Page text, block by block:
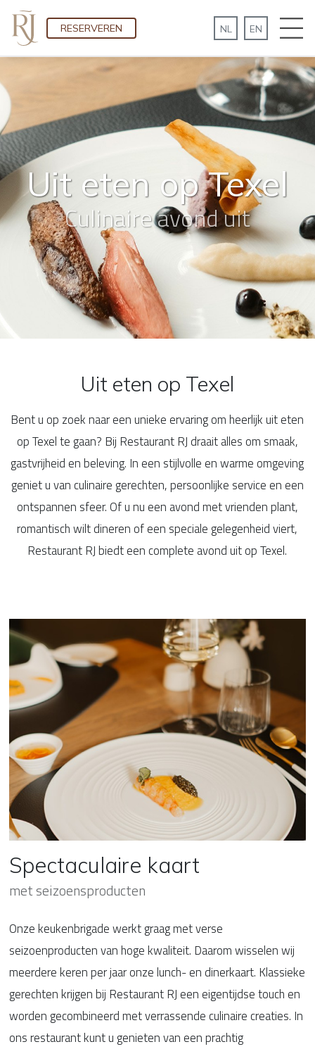
RESERVEREN
Uit eten op Texel
Culinaire avond uit
Uit eten op Texel
Bent u op zoek naar een unieke ervaring om heerlijk uit eten
op Texel te gaan? Bij Restaurant RJ draait alles om smaak,
gastvrijheid en beleving. In een stijlvolle en warme omgeving
geniet u van culinaire gerechten, persoonlijke service en een
ontspannen sfeer. Of u nu een avond met vrienden plant,
romantisch wilt dineren of een speciale gelegenheid viert,
Restaurant RJ biedt een complete avond uit op Texel.
Spectaculaire kaart
met seizoensproducten
Onze keukenbrigade werkt graag met verse
seizoenproducten van hoge kwaliteit. Daarom wisselen wij
meerdere keren per jaar onze lunch- en dinerkaart. Klassieke
gerechten krijgen bij Restaurant RJ een eigentijdse touch en
worden gecombineerd met verrassende culinaire creaties. In
ons restaurant kunt u genieten van een prachtig